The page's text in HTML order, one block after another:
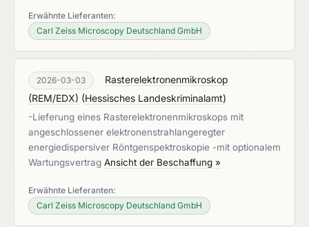
Erwähnte Lieferanten:
Carl Zeiss Microscopy Deutschland GmbH
2026-03-03
Rasterelektronenmikroskop
(REM/EDX) (Hessisches Landeskriminalamt)
-Lieferung eines Rasterelektronenmikroskops mit
angeschlossener elektronenstrahlangeregter
energiedispersiver Röntgenspektroskopie -mit optionalem
Wartungsvertrag Ansicht der Beschaffung »
Erwähnte Lieferanten:
Carl Zeiss Microscopy Deutschland GmbH